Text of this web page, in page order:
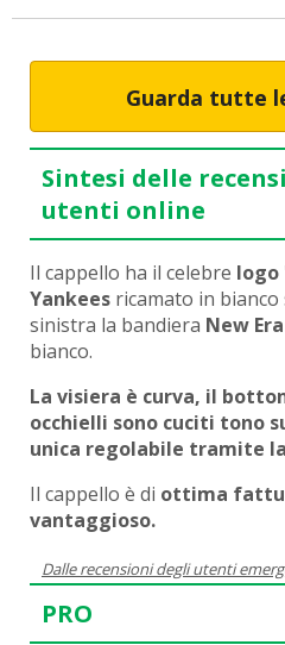
Guarda tutte
Sintesi delle
utenti online
Il cappello ha il celebre logo
Yankees ricamato in
sinistra la bandiera New Era
bianco.
La visiera è curva, il
occhielli sono cuciti tono
unica regolabile tramite
Il cappello è di ottima
vantaggioso.
Dalle recensioni degli utenti
PRO